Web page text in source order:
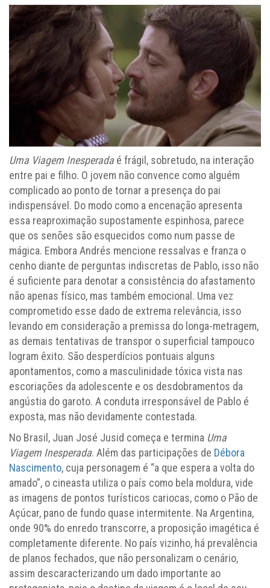
Uma Viagem Inesperadaé frágil, sobretudo, na interação
entre pai e filho. O jovem não convence como alguém
complicado ao ponto de tornar a presença do pai
indispensável. Do modo como a encenação apresenta
essa reaproximação supostamente espinhosa, parece
que os senões são esquecidos como num passe de
mágica. Embora Andrés mencione ressalvas e franza o
cenho diante de perguntas indiscretas de Pablo, isso não
é suficiente para denotar a consistência do afastamento
não apenas físico, mas também emocional. Uma vez
comprometido esse dado de extrema relevância, isso
levando em consideração a premissa do longa-metragem,
as demais tentativas de transpor o superficial tampouco
logram êxito. São desperdícios pontuais alguns
apontamentos, como a masculinidade tóxica vista nas
escoriações da adolescente e os desdobramentos da
angústia do garoto. A conduta irresponsável de Pablo é
exposta, mas não devidamente contestada.
No Brasil, Juan José Jusid começa e termina Uma
Viagem Inesperada. Além das participações de Débora
Nascimento, cuja personagem é “a que espera a volta do
amado”, o cineasta utiliza o país como bela moldura, vide
as imagens de pontos turísticos cariocas, como o Pão de
Açúcar, pano de fundo quase intermitente. Na Argentina,
onde 90% do enredo transcorre, a proposição imagética é
completamente diferente. No país vizinho, há prevalência
de planos fechados, que não personalizam o cenário,
assim descaracterizando um dado importante ao